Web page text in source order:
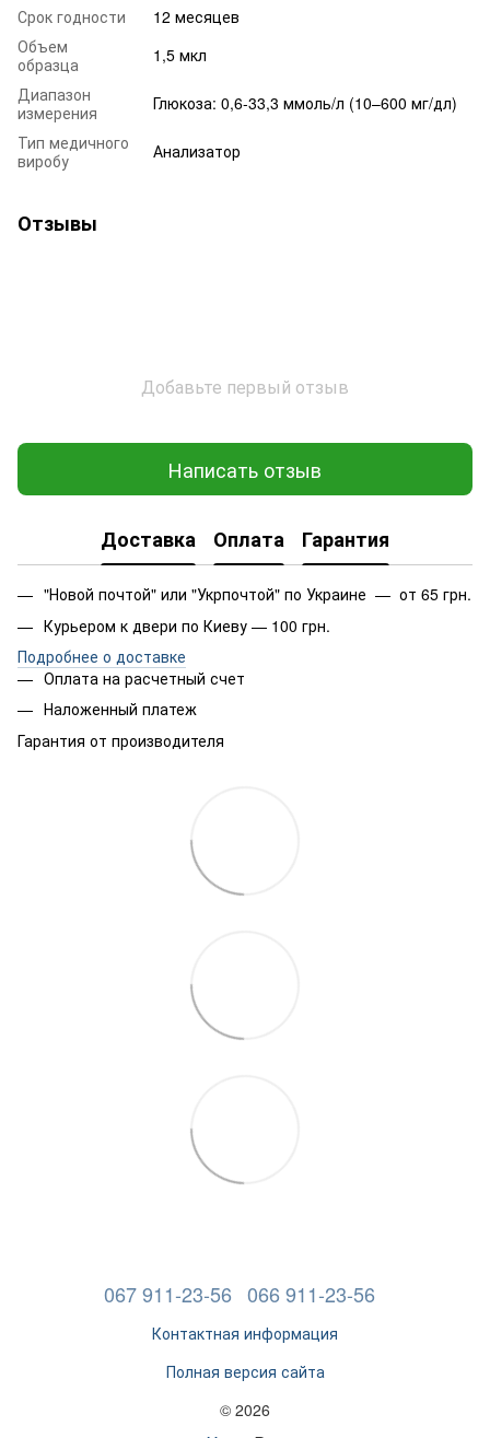
Срок годности
12 месяцев
Объем
образца
1,5 мкл
Диапазон
измерения
Глюкоза: 0,6-33,3 ммоль/л (10–600 мг/дл)
Тип медичного
виробу
Анализатор
Отзывы
Добавьте первый отзыв
Написать отзыв
Доставка Оплата Гарантия
"Новой почтой" или "Укрпочтой" по Украине — от 65 грн.
Курьером к двери по Киеву — 100 грн.
Подробнее о доставке
Оплата на расчетный счет
Наложенный платеж
Гарантия от производителя
067 911-23-56 066 911-23-56
Контактная информация
Полная версия сайта
© 2026